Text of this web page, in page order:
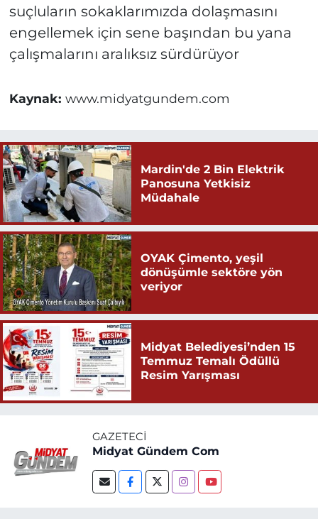
suçluların sokaklarımızda dolaşmasını
engellemek için sene başından bu yana
çalışmalarını aralıksız sürdürüyor
Kaynak: www.midyatgundem.com
Mardin'de 2 Bin Elektrik
Panosuna Yetkisiz
Müdahale
OYAK Çimento, yeşil
dönüşümle sektöre yön
veriyor
Midyat Belediyesi’nden 15
Temmuz Temalı Ödüllü
Resim Yarışması
GAZETECI
Midyat Gündem Com